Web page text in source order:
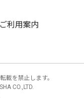
利用案内
載を禁止します。
CO.,LTD.